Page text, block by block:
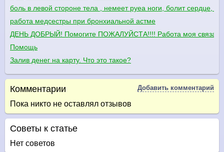
боль в левой стороне тела , немеет руеа ноги, болит сердце,
работа медсестры при бронхиальной астме
ДЕНЬ ДОБРЫЙ! Помогите ПОЖАЛУЙСТА!!!! Работа моя связана
Помощь
Залив денег на карту. Что это такое?
Комментарии Добавить комментарий
Пока никто не оставлял отзывов
Советы к статье
Нет советов